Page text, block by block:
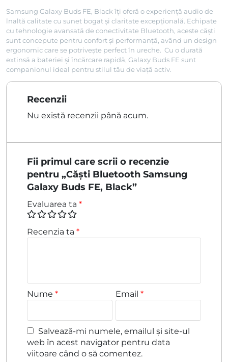
Samsung Galaxy Buds FE, Black îți oferă o experiență audio de
înaltă calitate cu sunet bogat și claritate excepțională. Echipate
cu tehnologie avansată de conectivitate Bluetooth, aceste căști
sunt concepute pentru confort și performanță, având un design
ergonomic care se potrivește perfect în ureche. Cu o durată
extinsă a bateriei și încărcare rapidă, Galaxy Buds FE sunt
companionul ideal pentru stilul tău de viață activ.
Recenzii
Nu există recenzii până acum.
Fii primul care scrii o recenzie
pentru „Căști Bluetooth Samsung
Galaxy Buds FE, Black”
Evaluarea ta *
Recenzia ta *
Nume * Email*
Salvează-mi numele, emailul și site-ul
web în acest navigator pentru data
viitoare când o să comentez.